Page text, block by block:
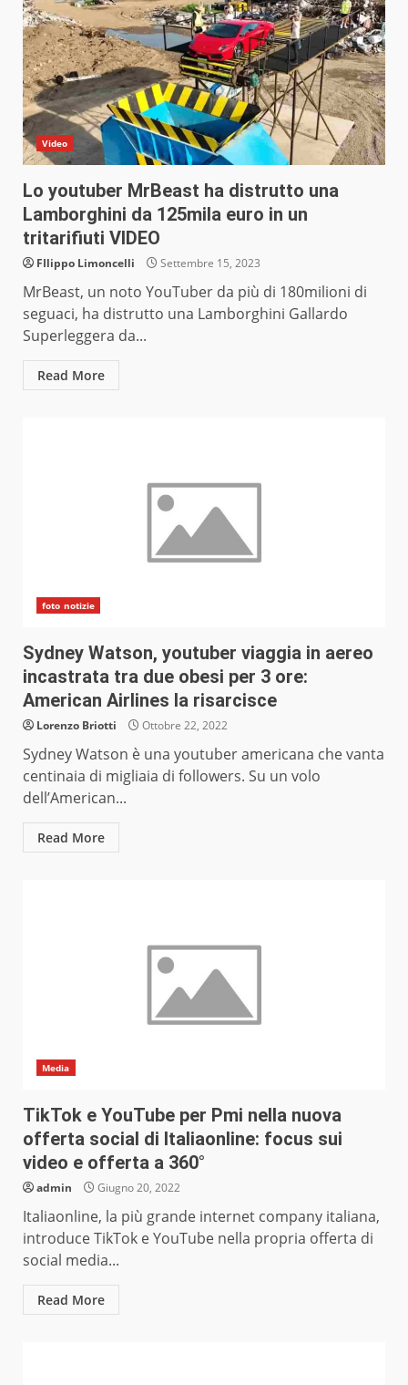
Video
Lo youtuber MrBeast ha distrutto una
Lamborghini da 125mila euro in un
tritarifiuti VIDEO
FIlippo Limoncelli Settembre 15, 2023
MrBeast, un noto YouTuber da più di 180milioni di
seguaci, ha distrutto una Lamborghini Gallardo
Superleggera da...
Read More
foto notizie
Sydney Watson, youtuber viaggia in aereo
incastrata tra due obesi per 3 ore:
American Airlines la risarcisce
Lorenzo Briotti Ottobre 22, 2022
Sydney Watson è una youtuber americana che vanta
centinaia di migliaia di followers. Su un volo
dell’American...
Read More
Media
TikTok e YouTube per Pmi nella nuova
offerta social di Italiaonline: focus sui
video e offerta a 360°
admin Giugno 20, 2022
Italiaonline, la più grande internet company italiana,
introduce TikTok e YouTube nella propria offerta di
social media...
Read More